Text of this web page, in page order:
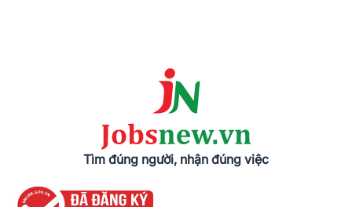
Tìm đúng người, nhận đúng việc